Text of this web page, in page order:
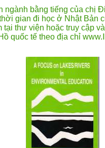
ngành bằng tiếng của chị
gian đi học ở Nhật Bản
tại thư viện hoặc truy cập
quốc tế theo địa chỉ